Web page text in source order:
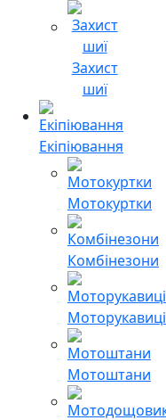
Захист
шиї
Екіпіювання
Мотокуртки
Комбінезони
Моторукавиці
Мотоштани